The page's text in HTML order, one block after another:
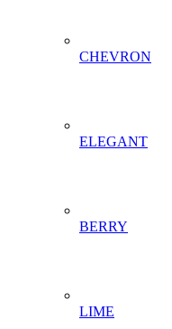
CHEVRON
ELEGANT
BERRY
LIME